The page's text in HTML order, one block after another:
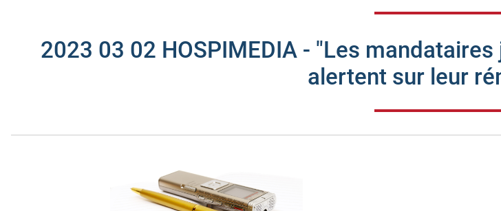
2023 03 02 HOSPIMEDIA - "Les
alertent sur leur